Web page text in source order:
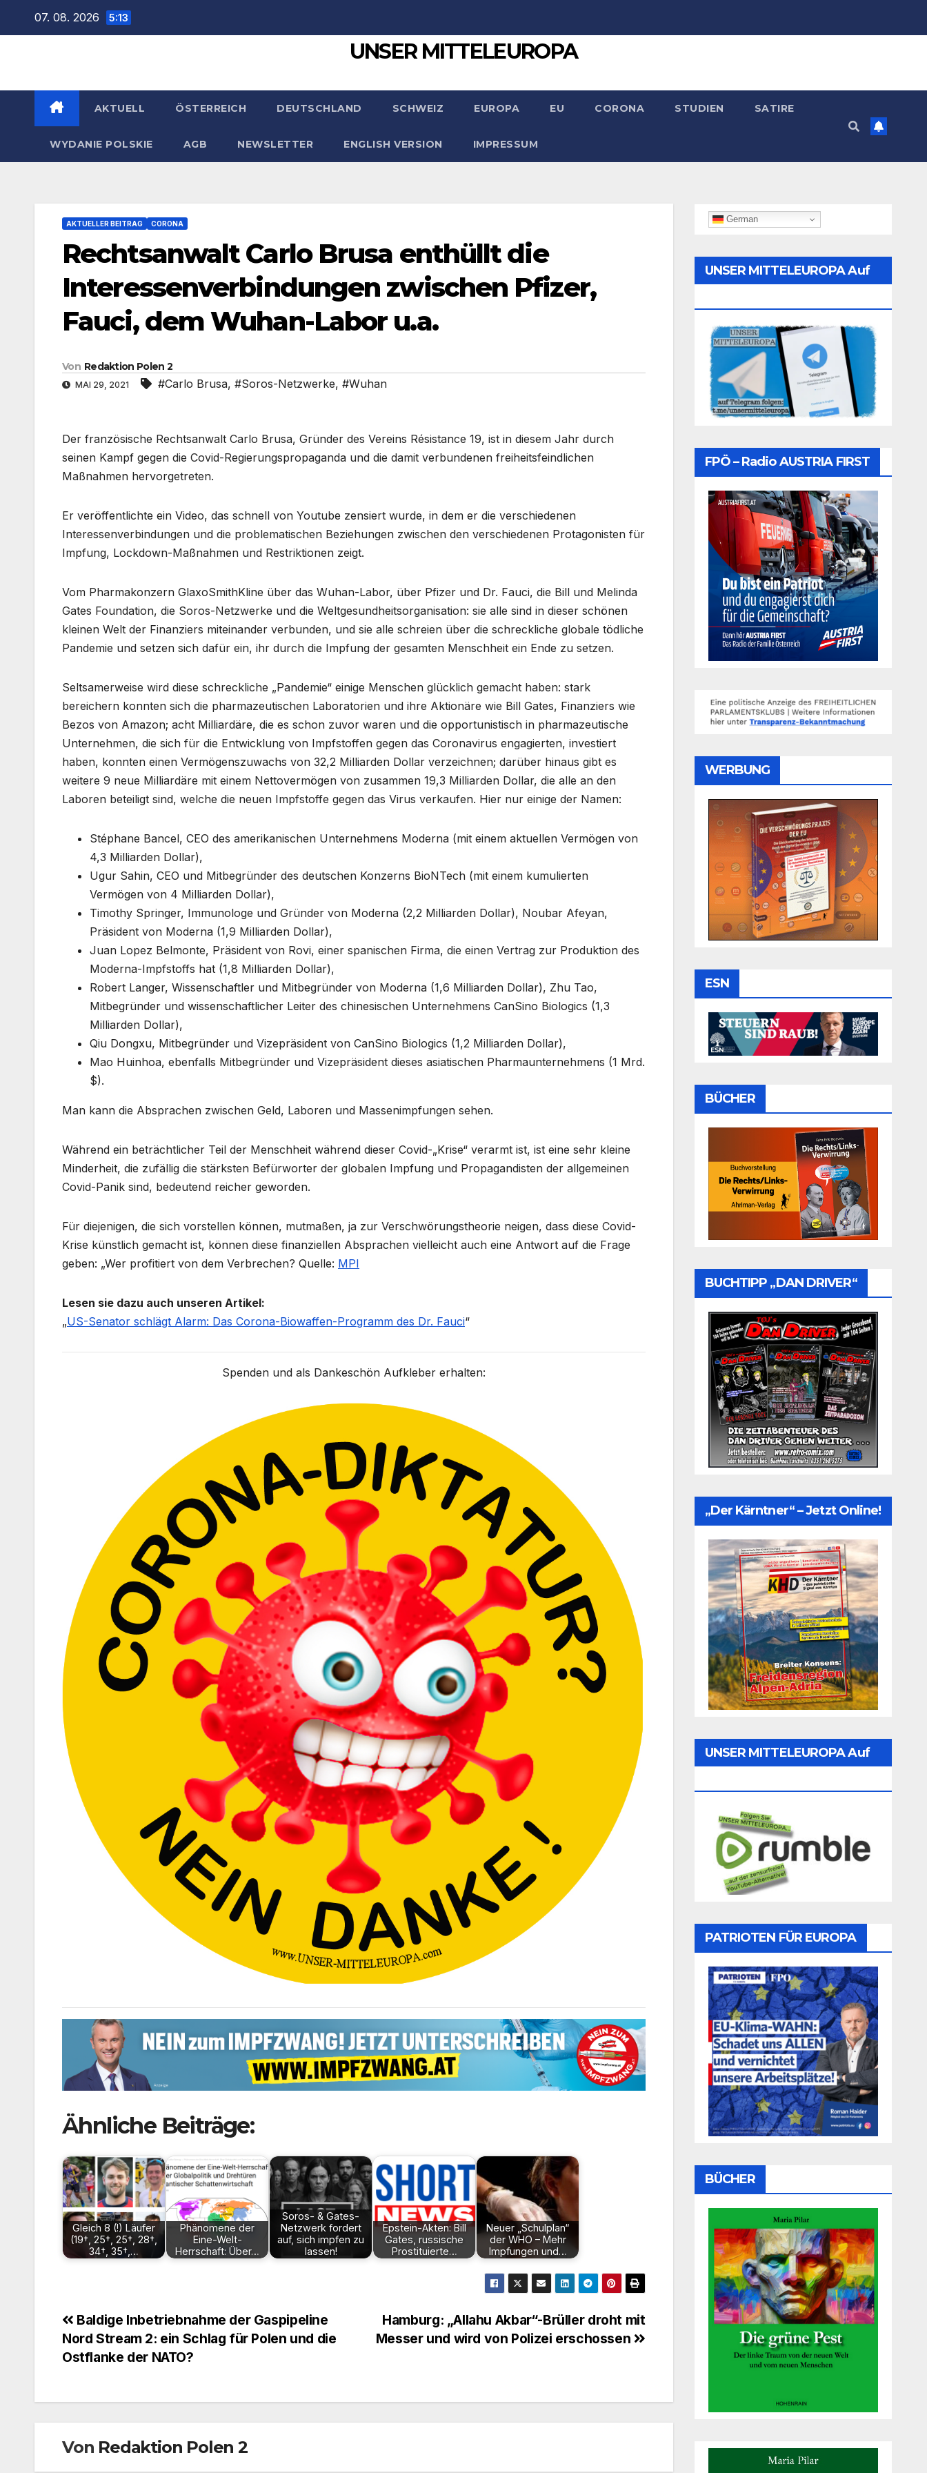
07. 08. 2026 5:13
UNSER MITTELEUROPA
AKTUELL ÖSTERREICH DEUTSCHLAND SCHWEIZ EUROPA EU CORONA STUDIEN SATIRE
WYDANIE POLSKIE AGB NEWSLETTER ENGLISH VERSION IMPRESSUM
AKTUELLER BEITRAG CORONA
Rechtsanwalt Carlo Brusa enthüllt die
Interessenverbindungen zwischen Pfizer,
Fauci, dem Wuhan-Labor u.a.
Von Redaktion Polen 2
MAI 29, 2021 #Carlo Brusa, #Soros-Netzwerke, #Wuhan
Der französische Rechtsanwalt Carlo Brusa, Gründer des Vereins Résistance 19, ist in diesem Jahr durch
seinen Kampf gegen die Covid-Regierungspropaganda und die damit verbundenen freiheitsfeindlichen
Maßnahmen hervorgetreten.
Er veröffentlichte ein Video, das schnell von Youtube zensiert wurde, in dem er die verschiedenen
Interessenverbindungen und die problematischen Beziehungen zwischen den verschiedenen Protagonisten für
Impfung, Lockdown-Maßnahmen und Restriktionen zeigt.
Vom Pharmakonzern GlaxoSmithKline über das Wuhan-Labor, über Pfizer und Dr. Fauci, die Bill und Melinda
Gates Foundation, die Soros-Netzwerke und die Weltgesundheitsorganisation: sie alle sind in dieser schönen
kleinen Welt der Finanziers miteinander verbunden, und sie alle schreien über die schreckliche globale tödliche
Pandemie und setzen sich dafür ein, ihr durch die Impfung der gesamten Menschheit ein Ende zu setzen.
Seltsamerweise wird diese schreckliche „Pandemie“ einige Menschen glücklich gemacht haben: stark
bereichern konnten sich die pharmazeutischen Laboratorien und ihre Aktionäre wie Bill Gates, Finanziers wie
Bezos von Amazon; acht Milliardäre, die es schon zuvor waren und die opportunistisch in pharmazeutische
Unternehmen, die sich für die Entwicklung von Impfstoffen gegen das Coronavirus engagierten, investiert
haben, konnten einen Vermögenszuwachs von 32,2 Milliarden Dollar verzeichnen; darüber hinaus gibt es
weitere 9 neue Milliardäre mit einem Nettovermögen von zusammen 19,3 Milliarden Dollar, die alle an den
Laboren beteiligt sind, welche die neuen Impfstoffe gegen das Virus verkaufen. Hier nur einige der Namen:
Stéphane Bancel, CEO des amerikanischen Unternehmens Moderna (mit einem aktuellen Vermögen von
4,3 Milliarden Dollar),
Ugur Sahin, CEO und Mitbegründer des deutschen Konzerns BioNTech (mit einem kumulierten
Vermögen von 4 Milliarden Dollar),
Timothy Springer, Immunologe und Gründer von Moderna (2,2 Milliarden Dollar), Noubar Afeyan,
Präsident von Moderna (1,9 Milliarden Dollar),
Juan Lopez Belmonte, Präsident von Rovi, einer spanischen Firma, die einen Vertrag zur Produktion des
Moderna-Impfstoffs hat (1,8 Milliarden Dollar),
Robert Langer, Wissenschaftler und Mitbegründer von Moderna (1,6 Milliarden Dollar), Zhu Tao,
Mitbegründer und wissenschaftlicher Leiter des chinesischen Unternehmens CanSino Biologics (1,3
Milliarden Dollar),
Qiu Dongxu, Mitbegründer und Vizepräsident von CanSino Biologics (1,2 Milliarden Dollar),
Mao Huinhoa, ebenfalls Mitbegründer und Vizepräsident dieses asiatischen Pharmaunternehmens (1 Mrd.
$).
Man kann die Absprachen zwischen Geld, Laboren und Massenimpfungen sehen.
Während ein beträchtlicher Teil der Menschheit während dieser Covid-„Krise“ verarmt ist, ist eine sehr kleine
Minderheit, die zufällig die stärksten Befürworter der globalen Impfung und Propagandisten der allgemeinen
Covid-Panik sind, bedeutend reicher geworden.
Für diejenigen, die sich vorstellen können, mutmaßen, ja zur Verschwörungstheorie neigen, dass diese Covid-
Krise künstlich gemacht ist, können diese finanziellen Absprachen vielleicht auch eine Antwort auf die Frage
geben: „Wer profitiert von dem Verbrechen? Quelle: MPI
Lesen sie dazu auch unseren Artikel:
„US-Senator schlägt Alarm: Das Corona-Biowaffen-Programm des Dr. Fauci“
Spenden und als Dankeschön Aufkleber erhalten:
Ähnliche Beiträge:
Gleich 8 (!) Läufer
(19†, 25†, 25†, 28†,
34†, 35†,…
Phänomene der
Eine-Welt-
Herrschaft: Über…
Soros- & Gates-
Netzwerk fordert
auf, sich impfen zu
lassen!
Epstein-Akten: Bill
Gates, russische
Prostituierte…
Neuer „Schulplan“
der WHO – Mehr
Impfungen und…
Beitragsnavigation
Hamburg: „Allahu Akbar“-Brüller droht mit
Messer und wird von Polizei erschossen
Baldige Inbetriebnahme der Gaspipeline
Nord Stream 2: ein Schlag für Polen und die
Ostflanke der NATO?
Von Redaktion Polen 2
German
UNSER MITTELEUROPA Auf
FPÖ – Radio AUSTRIA FIRST
WERBUNG
ESN
BÜCHER
BUCHTIPP „DAN DRIVER“
„Der Kärntner“ – Jetzt Online!
UNSER MITTELEUROPA Auf
PATRIOTEN FÜR EUROPA
BÜCHER